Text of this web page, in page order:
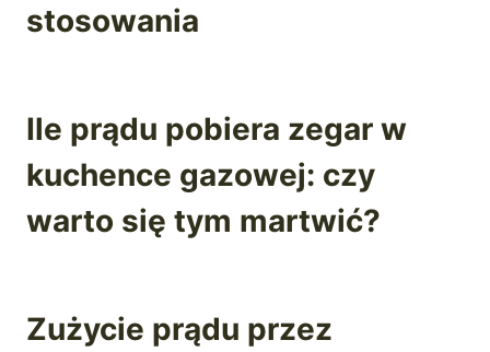
stosowania
Ile prądu pobiera zegar w
kuchence gazowej: czy
warto się tym martwić?
Zużycie prądu przez